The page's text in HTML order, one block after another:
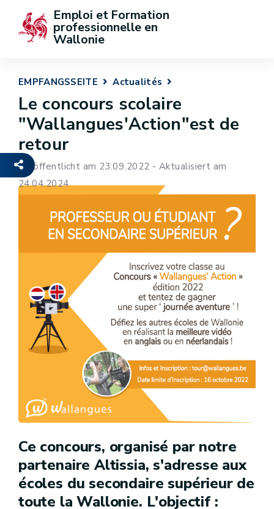
Emploi et Formation
professionnelle en
Wallonie
EMPFANGSSEITE Actualités
Le concours scolaire
"Wallangues'Action"est de
retour
Veröffentlicht am 23.09.2022 - Aktualisiert am
24.04.2024
Ce concours, organisé par notre
partenaire Altissia, s'adresse aux
écoles du secondaire supérieur de
toute la Wallonie. L'objectif :